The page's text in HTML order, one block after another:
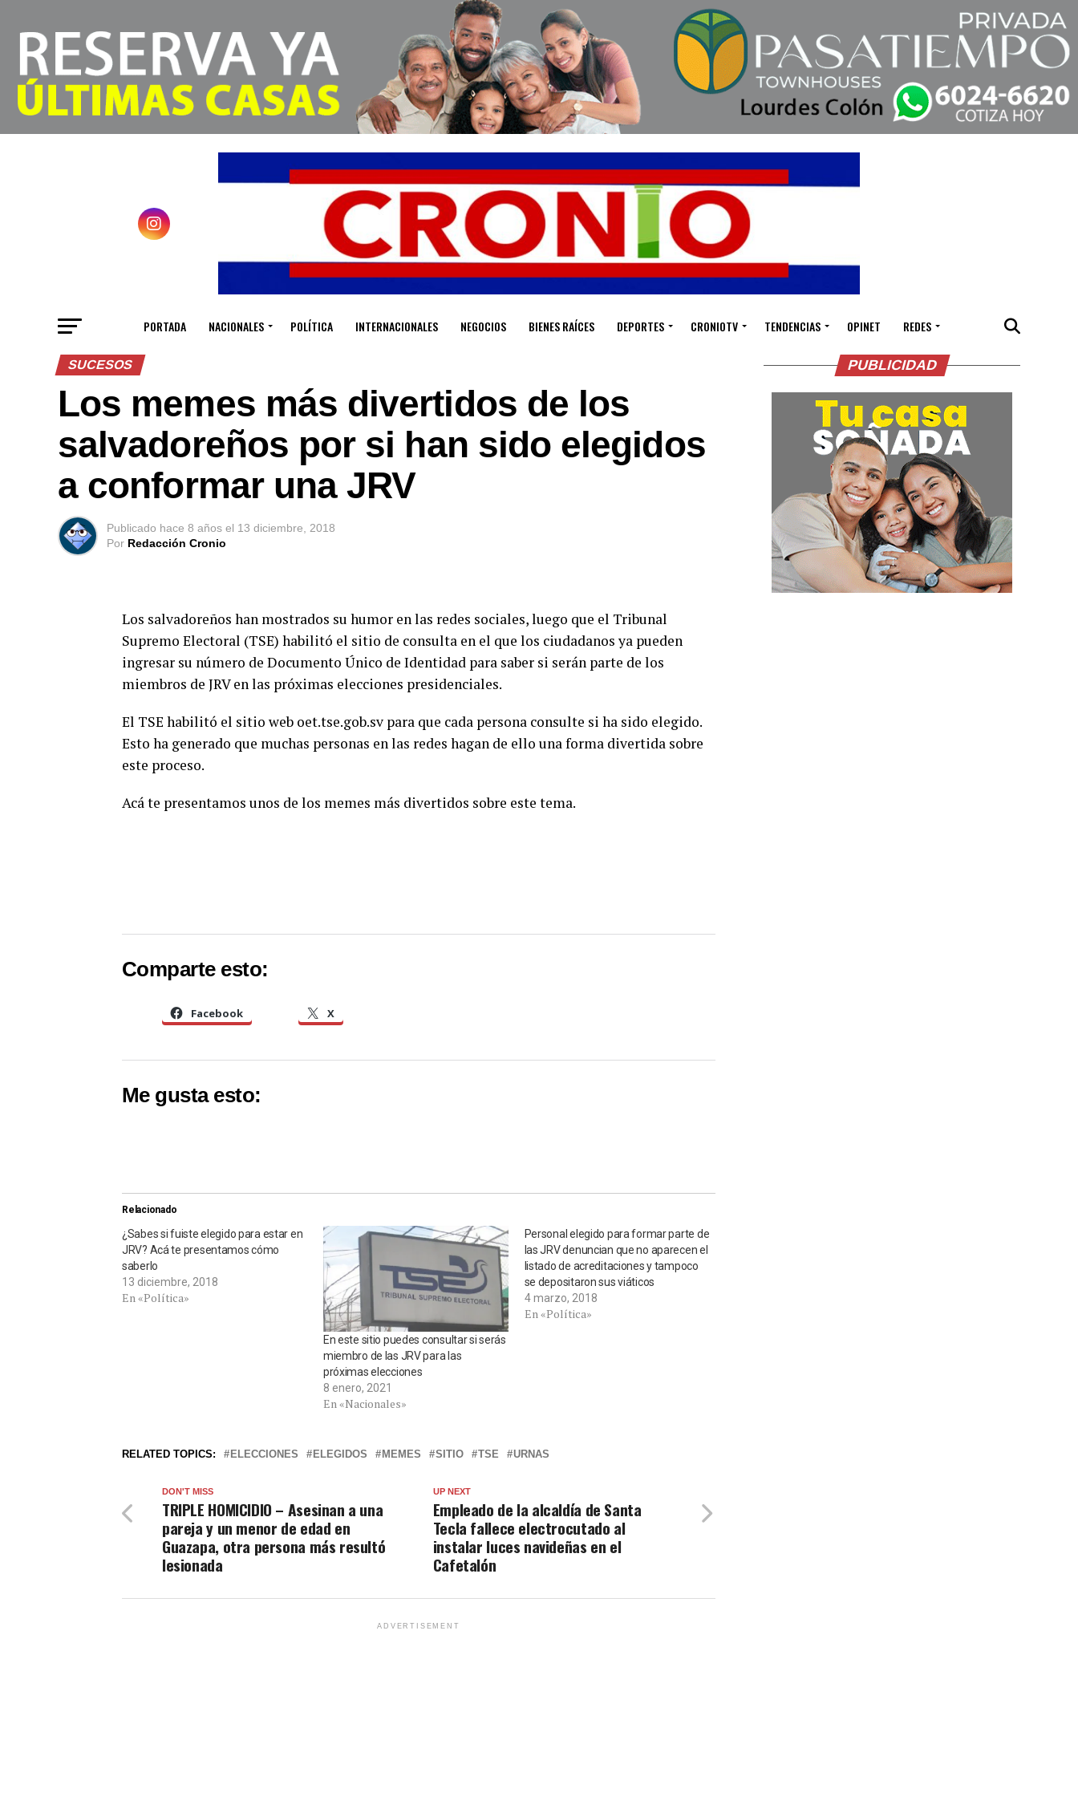
PORTADA NACIONALES POLÍTICA INTERNACIONALES NEGOCIOS BIENES RAÍCES DEPORTES CRONIOTV TENDENCIAS OPINET REDES
SUCESOS
Los memes más divertidos de los
salvadoreños por si han sido elegidos
a conformar una JRV
Publicado hace 8 años el 13 diciembre, 2018
Por Redacción Cronio
Los salvadoreños han mostrados su humor en las redes sociales, luego que el Tribunal
Supremo Electoral (TSE) habilitó el sitio de consulta en el que los ciudadanos ya pueden
ingresar su número de Documento Único de Identidad para saber si serán parte de los
miembros de JRV en las próximas elecciones presidenciales.
El TSE habilitó el sitio web oet.tse.gob.sv para que cada persona consulte si ha sido elegido.
Esto ha generado que muchas personas en las redes hagan de ello una forma divertida sobre
este proceso.
Acá te presentamos unos de los memes más divertidos sobre este tema.
Comparte esto:
Facebook X
Me gusta esto:
Relacionado
¿Sabes si fuiste elegido para estar en
JRV? Acá te presentamos cómo
saberlo
13 diciembre, 2018
En «Política»
En este sitio puedes consultar si serás
miembro de las JRV para las
próximas elecciones
8 enero, 2021
En «Nacionales»
Personal elegido para formar parte de
las JRV denuncian que no aparecen el
listado de acreditaciones y tampoco
se depositaron sus viáticos
4 marzo, 2018
En «Política»
RELATED TOPICS: ELECCIONES ELEGIDOS MEMES SITIO TSE URNAS
UP NEXT
Empleado de la alcaldía de Santa
Tecla fallece electrocutado al
instalar luces navideñas en el
Cafetalón
DON'T MISS
TRIPLE HOMICIDIO – Asesinan a una
pareja y un menor de edad en
Guazapa, otra persona más resultó
lesionada
ADVERTISEMENT
PUBLICIDAD